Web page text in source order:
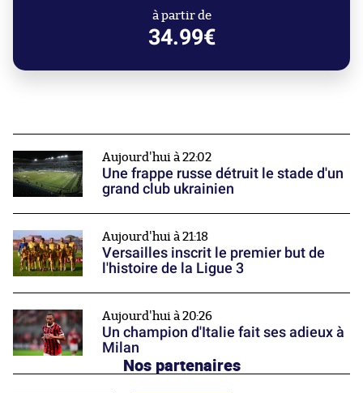
à partir de
34.99€
Aujourd'hui à 22:02
Une frappe russe détruit le stade d'un
grand club ukrainien
Aujourd'hui à 21:18
Versailles inscrit le premier but de
l'histoire de la Ligue 3
Aujourd'hui à 20:26
Un champion d'Italie fait ses adieux à
Milan
Nos partenaires